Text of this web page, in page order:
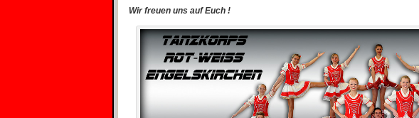
Wir freuen uns auf Euch !